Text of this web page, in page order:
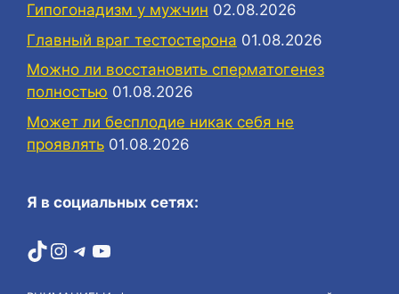
Гипогонадизм у мужчин 02.08.2026
Главный враг тестостерона 01.08.2026
Можно ли восстановить сперматогенез
полностью 01.08.2026
Может ли бесплодие никак себя не
проявлять 01.08.2026
Я в социальных сетях:
TikTok
Instagram
Telegram
YouTube